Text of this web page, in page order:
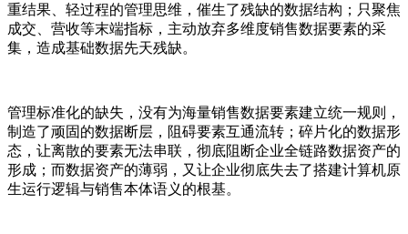
重结果、轻过程的管理思维，催生了残缺的数据结构；只聚焦
成交、营收等末端指标，主动放弃多维度销售数据要素的采
集，造成基础数据先天残缺。
管理标准化的缺失，没有为海量销售数据要素建立统一规则，
制造了顽固的数据断层，阻碍要素互通流转；碎片化的数据形
态，让离散的要素无法串联，彻底阻断企业全链路数据资产的
形成；而数据资产的薄弱，又让企业彻底失去了搭建计算机原
生运行逻辑与销售本体语义的根基。